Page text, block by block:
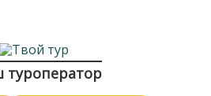
туроператор